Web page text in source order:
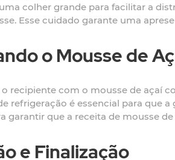
colher grande para facilitar a
Esse cuidado garante uma
o Mousse de
o recipiente com o mousse de açaí
refrigeração é essencial para que
garantir que a receita de mousse
e Finalização